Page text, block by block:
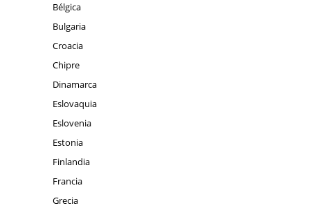
Bélgica
Bulgaria
Croacia
Chipre
Dinamarca
Eslovaquia
Eslovenia
Estonia
Finlandia
Francia
Grecia